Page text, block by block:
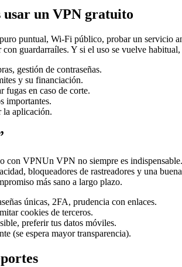
usar un VPN gratuito
puntual, Wi-Fi público, probar un servicio
guardarraíles. Y si el uso se vuelve
gestión de contraseñas.
y su financiación.
fugas en caso de corte.
importantes.
la aplicación.
Un VPN no siempre es
bloqueadores de rastreadores y una
más sano a largo plazo.
únicas, 2FA, prudencia con enlaces.
cookies de terceros.
preferir tus datos móviles.
(se espera mayor transparencia).